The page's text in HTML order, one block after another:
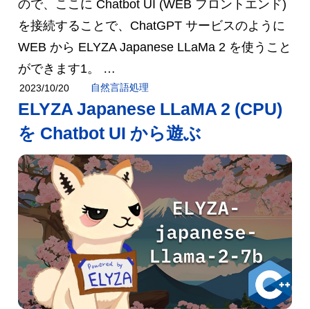
ので、ここに Chatbot UI (WEB フロントエンド)
を接続することで、ChatGPT サービスのように
WEB から ELYZA Japanese LLaMa 2 を使うこと
ができます1。 …
2023/10/20 自然言語処理
ELYZA Japanese LLaMA 2 (CPU)
を Chatbot UI から遊ぶ